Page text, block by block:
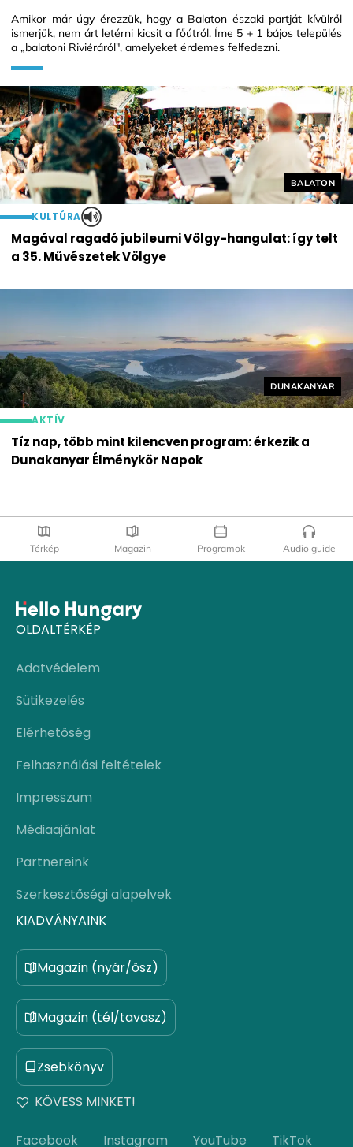
Helyszín
BALATON
KULTÚRA
Magával ragadó jubileumi Völgy-hangulat: így telt
a 35. Művészetek Völgye
Amikor már úgy érezzük, hogy a Balaton északi partját kívülről
ismerjük, nem árt letérni kicsit a főútról. Íme 5 + 1 bájos település
a „balatoni Riviéráról", amelyeket érdemes felfedezni.
Helyszín
DUNAKANYAR
AKTÍV
Tíz nap, több mint kilencven program: érkezik a
Dunakanyar Élménykör Napok
Térkép Magazin Programok Audio guide
OLDALTÉRKÉP
Adatvédelem
Sütikezelés
Elérhetőség
Felhasználási feltételek
Impresszum
Médiaajánlat
Partnereink
Szerkesztőségi alapelvek
KIADVÁNYAINK
Magazin (nyár/ősz)
Magazin (tél/tavasz)
Zsebkönyv
KÖVESS MINKET!
Facebook Instagram YouTube TikTok